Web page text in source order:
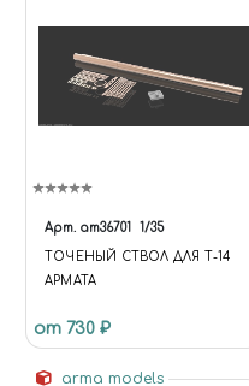
Арт. am36701 1/35
ТОЧЕНЫЙ СТВОЛ ДЛЯ Т-14
АРМАТА
от 730 ₽
arma models